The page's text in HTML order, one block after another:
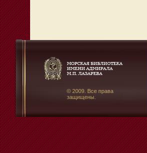
© 2009. Все права
защищены.